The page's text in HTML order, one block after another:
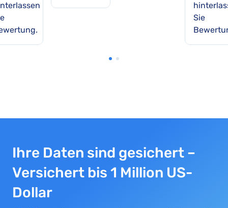
Sie
Ihre Daten sind gesichert –
Versichert bis 1 Million US-
Dollar